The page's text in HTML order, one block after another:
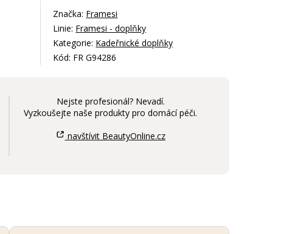
Značka: Framesi
Linie: Framesi - doplňky
Kategorie: Kadeřnické doplňky
Kód: FR G94286
Nejste profesionál? Nevadí.
Vyzkoušejte naše produkty pro domácí péči.
navštívit BeautyOnline.cz